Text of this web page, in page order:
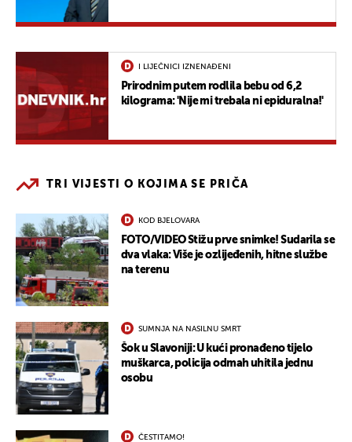
I LIJEČNICI IZNENAĐENI
Prirodnim putem rodlila bebu od 6,2
kilograma: 'Nije mi trebala ni epiduralna!'
TRI VIJESTI O KOJIMA SE PRIČA
KOD BJELOVARA
FOTO/VIDEO Stižu prve snimke! Sudarila se
dva vlaka: Više je ozlijeđenih, hitne službe
na terenu
SUMNJA NA NASILNU SMRT
Šok u Slavoniji: U kući pronađeno tijelo
muškarca, policija odmah uhitila jednu
osobu
ČESTITAMO!